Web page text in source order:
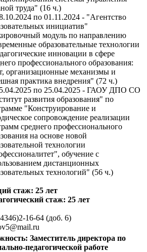
труда" (16 ч.)
по 01.11.2024 - "Агентство
инициатив"
модуль по направлению
образовательные технологии
инновации в сфере
профессионального образования:
организационные механизмы и
практика внедрения" (72 ч.)
по 25.04.2025 - ГАОУ ДПО СО
развития образования" по
"Конструирование и
сопровождение реализации
среднего профессионального
на основе новой
технологии
обучение с
дистанционных
технологий" (56 ч.)
стаж: 25 лет
стаж: 25 лет
16-64 (доб. 6)
Заместитель директора по
педагогической работе